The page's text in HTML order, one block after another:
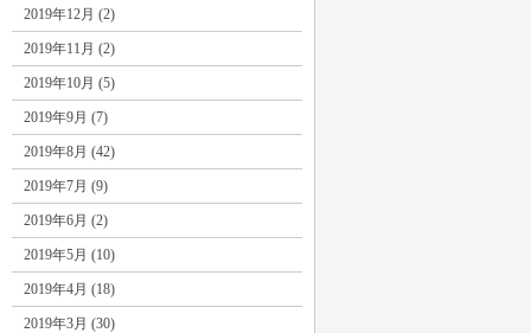
2019年12月 (2)
2019年11月 (2)
2019年10月 (5)
2019年9月 (7)
2019年8月 (42)
2019年7月 (9)
2019年6月 (2)
2019年5月 (10)
2019年4月 (18)
2019年3月 (30)